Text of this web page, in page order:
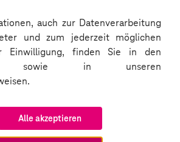
auch zur Datenverarbeitung
und zum jederzeit möglichen
Einwilligung, finden Sie in den
sowie in unseren
Alle akzeptieren